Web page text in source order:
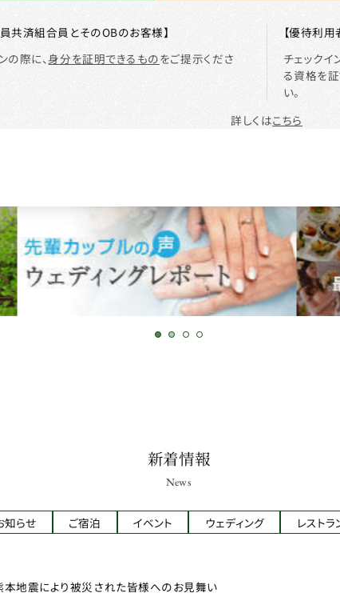
共済組合員とそのOBのお客様】
の際に、身分を証明できるものをご提示くださ
【優待利
チェック
る資格を
い。
詳しくはこちら
新着情報
News
知らせ ご宿泊 イベント ウェディング レストラ
地震により被災された皆様へのお見舞い